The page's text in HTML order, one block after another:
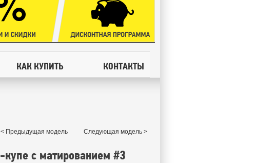
КАК КУПИТЬ КОНТАКТЫ
< Предыдущая модель Следующая модель >
с матированием #3